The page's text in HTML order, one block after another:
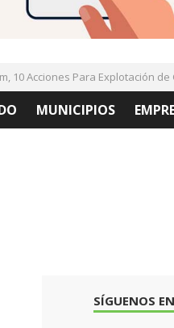
Acciones Para Explotación de
MUNICIPIOS
SÍGUENOS